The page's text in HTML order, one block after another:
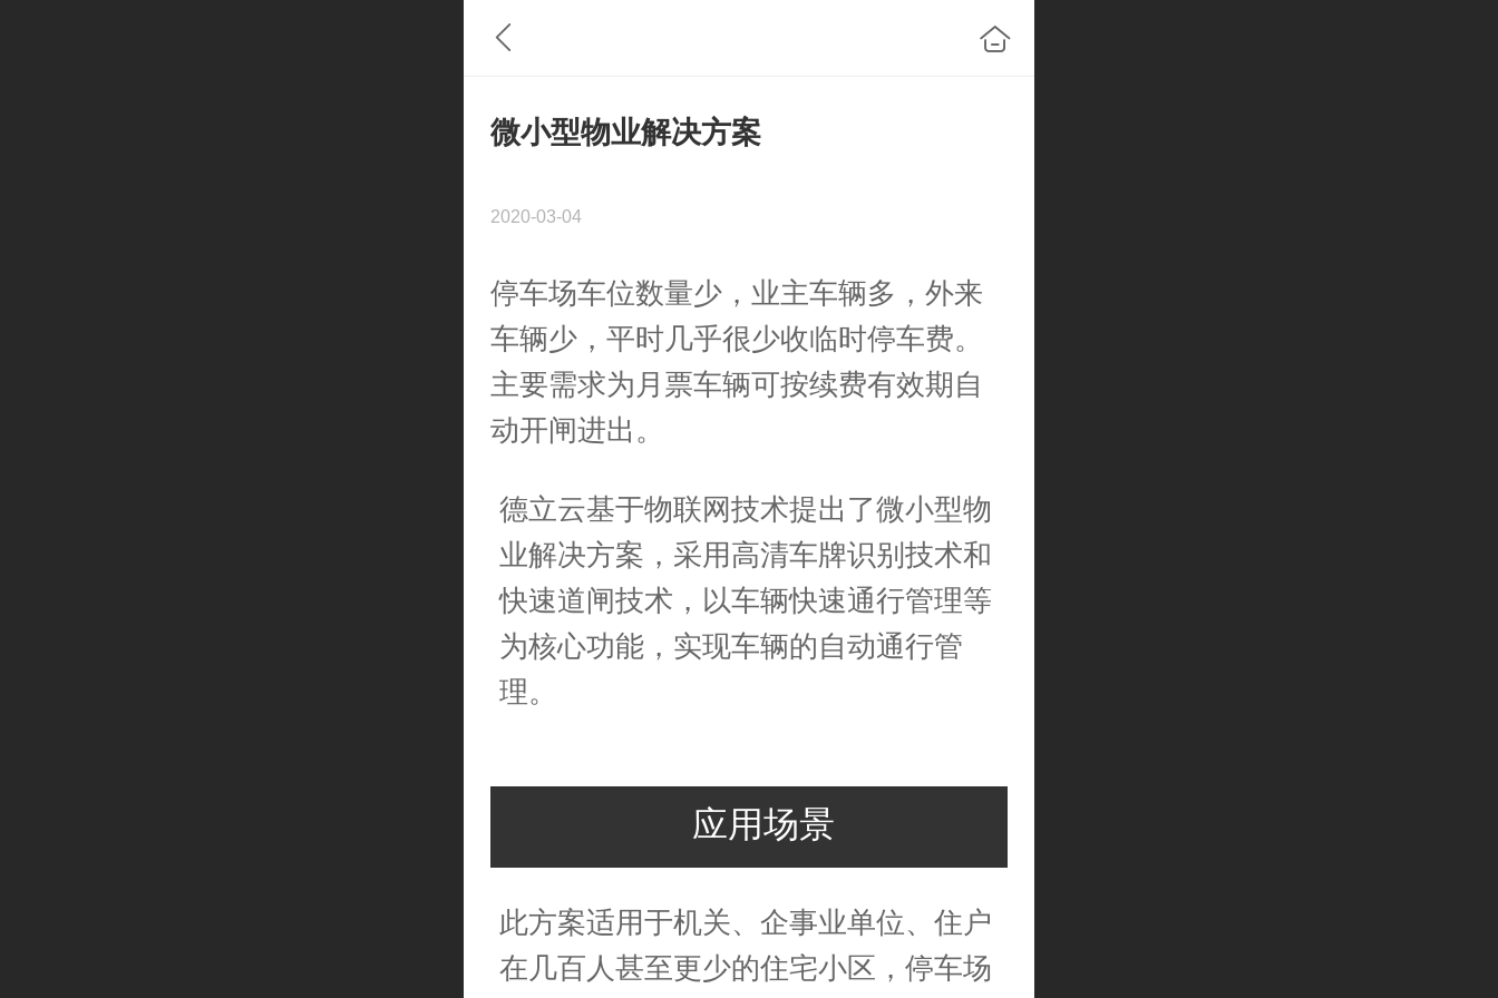
微小型物业解决方案
2020-03-04
停车场车位数量少，业主车辆多，外来
车辆少，平时几乎很少收临时停车费。
主要需求为月票车辆可按续费有效期自
动开闸进出。
德立云基于物联网技术提出了微小型物
业解决方案，采用高清车牌识别技术和
快速道闸技术，以车辆快速通行管理等
为核心功能，实现车辆的自动通行管
理。
应用场景
此方案适用于机关、企事业单位、住户
在几百人甚至更少的住宅小区，停车场